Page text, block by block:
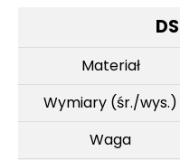
Materiał
Wymiary (śr./wys.)
Waga